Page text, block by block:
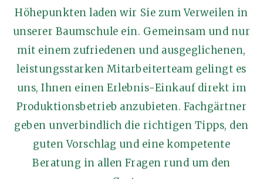
Höhepunkten laden wir Sie zum Verweilen in
unserer Baumschule ein. Gemeinsam und nur
mit einem zufriedenen und ausgeglichenen,
leistungsstarken Mitarbeiterteam gelingt es
uns, Ihnen einen Erlebnis-Einkauf direkt im
Produktionsbetrieb anzubieten. Fachgärtner
geben unverbindlich die richtigen Tipps, den
guten Vorschlag und eine kompetente
Beratung in allen Fragen rund um den